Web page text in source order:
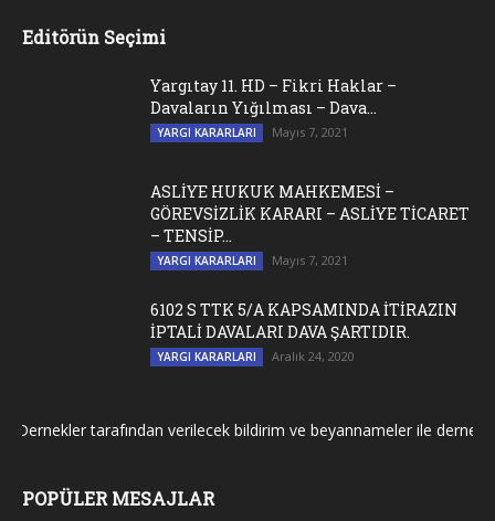
Editörün Seçimi
Yargıtay 11. HD – Fikri Haklar –
Davaların Yığılması – Dava...
YARGI KARARLARI Mayıs 7, 2021
ASLİYE HUKUK MAHKEMESİ –
GÖREVSİZLİK KARARI – ASLİYE TİCARET
– TENSİP...
YARGI KARARLARI Mayıs 7, 2021
6102 S TTK 5/A KAPSAMINDA İTİRAZIN
İPTALİ DAVALARI DAVA ŞARTIDIR.
YARGI KARARLARI Aralık 24, 2020
Dernekler tarafından verilecek bildirim ve beyannameler ile dernek
POPÜLER MESAJLAR